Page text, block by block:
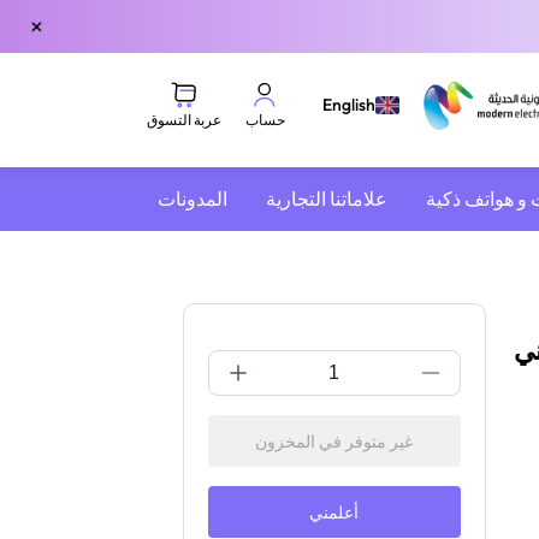
×
English
حساب عربة التسوق
و هواتف ذكية علاماتنا التجارية المدونات
غير متوفر في المخزون
أعلمني